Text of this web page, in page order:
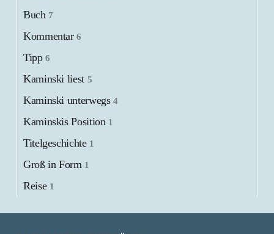
Buch 7
Kommentar6
Tipp6
Kaminski liest 5
Kaminski unterwegs4
Kaminskis Position 1
Titelgeschichte 1
Groß in Form 1
Reise 1